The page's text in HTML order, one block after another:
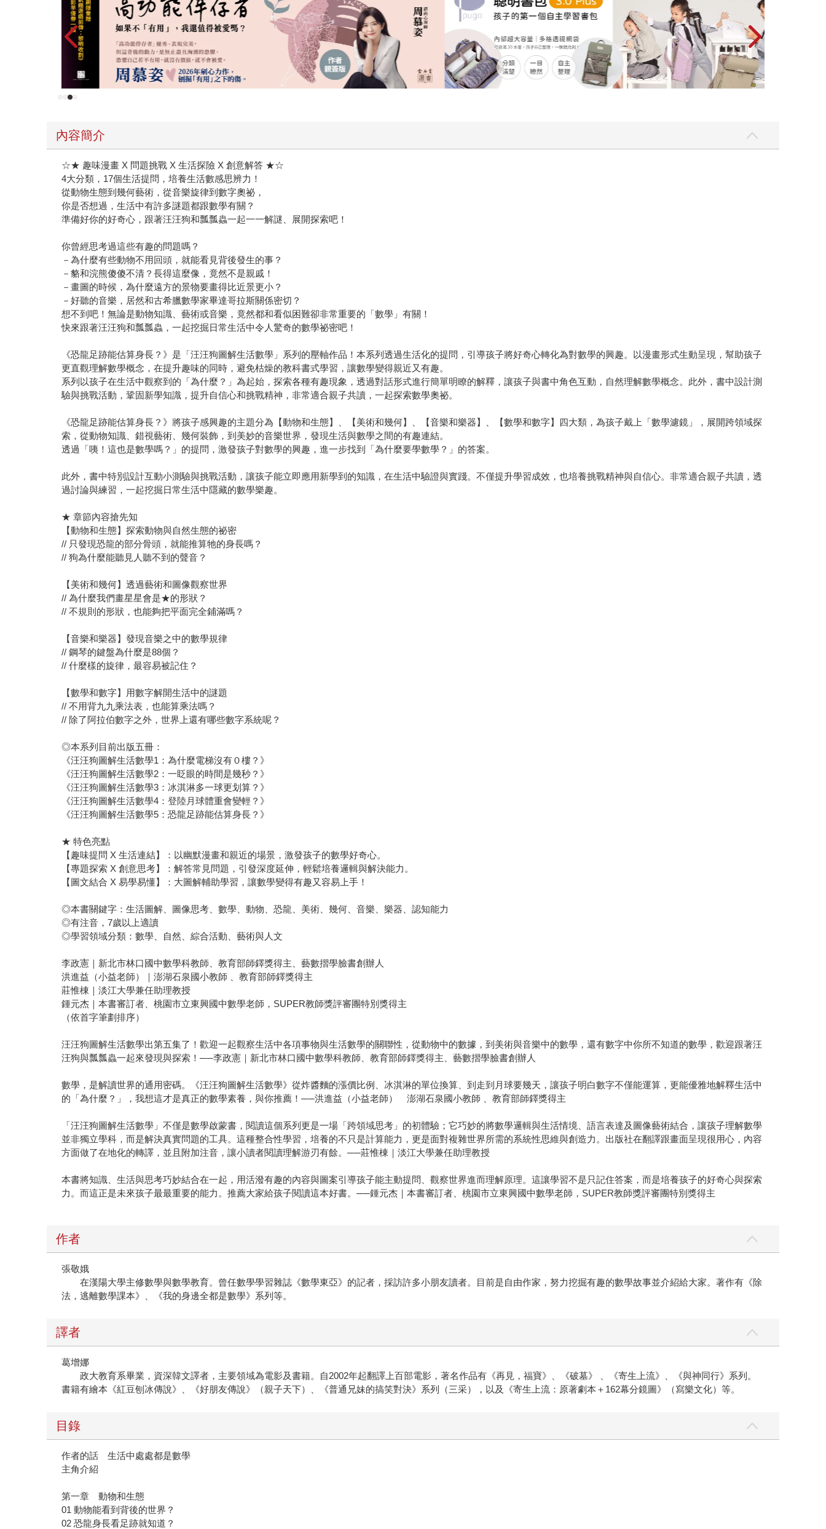
內容簡介
☆★ 趣味漫畫 X 問題挑戰 X 生活探險 X 創意解答 ★☆
4大分類，17個生活提問，培養生活數感思辨力！
從動物生態到幾何藝術，從音樂旋律到數字奧祕，
你是否想過，生活中有許多謎題都跟數學有關？
準備好你的好奇心，跟著汪汪狗和瓢瓢蟲一起一一解謎、展開探索吧！
你曾經思考過這些有趣的問題嗎？
－為什麼有些動物不用回頭，就能看見背後發生的事？
－貉和浣熊傻傻不清？長得這麼像，竟然不是親戚！
－畫圖的時候，為什麼遠方的景物要畫得比近景更小？
－好聽的音樂，居然和古希臘數學家畢達哥拉斯關係密切？
想不到吧！無論是動物知識、藝術或音樂，竟然都和看似困難卻非常重要的「數學」有關！
快來跟著汪汪狗和瓢瓢蟲，一起挖掘日常生活中令人驚奇的數學祕密吧！
《恐龍足跡能估算身長？》是「汪汪狗圖解生活數學」系列的壓軸作品！本系列透過生活化的提問，引導孩子將好奇心轉化為對數學的興趣。以漫畫形式生動呈現，幫助孩子
更直觀理解數學概念，在提升趣味的同時，避免枯燥的教科書式學習，讓數學變得親近又有趣。
系列以孩子在生活中觀察到的「為什麼？」為起始，探索各種有趣現象，透過對話形式進行簡單明瞭的解釋，讓孩子與書中角色互動，自然理解數學概念。此外，書中設計測
驗與挑戰活動，鞏固新學知識，提升自信心和挑戰精神，非常適合親子共讀，一起探索數學奧祕。
《恐龍足跡能估算身長？》將孩子感興趣的主題分為【動物和生態】、【美術和幾何】、【音樂和樂器】、【數學和數字】四大類，為孩子戴上「數學濾鏡」，展開跨領域探
索，從動物知識、錯視藝術、幾何裝飾，到美妙的音樂世界，發現生活與數學之間的有趣連結。
透過「咦！這也是數學嗎？」的提問，激發孩子對數學的興趣，進一步找到「為什麼要學數學？」的答案。
此外，書中特別設計互動小測驗與挑戰活動，讓孩子能立即應用新學到的知識，在生活中驗證與實踐。不僅提升學習成效，也培養挑戰精神與自信心。非常適合親子共讀，透
過討論與練習，一起挖掘日常生活中隱藏的數學樂趣。
★ 章節內容搶先知
【動物和生態】探索動物與自然生態的祕密
// 只發現恐龍的部分骨頭，就能推算牠的身長嗎？
// 狗為什麼能聽見人聽不到的聲音？
【美術和幾何】透過藝術和圖像觀察世界
// 為什麼我們畫星星會是★的形狀？
// 不規則的形狀，也能夠把平面完全鋪滿嗎？
【音樂和樂器】發現音樂之中的數學規律
// 鋼琴的鍵盤為什麼是88個？
// 什麼樣的旋律，最容易被記住？
【數學和數字】用數字解開生活中的謎題
// 不用背九九乘法表，也能算乘法嗎？
// 除了阿拉伯數字之外，世界上還有哪些數字系統呢？
◎本系列目前出版五冊：
《汪汪狗圖解生活數學1：為什麼電梯沒有０樓？》
《汪汪狗圖解生活數學2：一眨眼的時間是幾秒？》
《汪汪狗圖解生活數學3：冰淇淋多一球更划算？》
《汪汪狗圖解生活數學4：登陸月球體重會變輕？》
《汪汪狗圖解生活數學5：恐龍足跡能估算身長？》
★ 特色亮點
【趣味提問 X 生活連結】：以幽默漫畫和親近的場景，激發孩子的數學好奇心。
【專題探索 X 創意思考】：解答常見問題，引發深度延伸，輕鬆培養邏輯與解決能力。
【圖文結合 X 易學易懂】：大圖解輔助學習，讓數學變得有趣又容易上手！
◎本書關鍵字：生活圖解、圖像思考、數學、動物、恐龍、美術、幾何、音樂、樂器、認知能力
◎有注音，7歲以上適讀
◎學習領域分類：數學、自然、綜合活動、藝術與人文
李政憲｜新北市林口國中數學科教師、教育部師鐸獎得主、藝數摺學臉書創辦人
洪進益（小益老師）｜澎湖石泉國小教師 、教育部師鐸獎得主
莊惟棟｜淡江大學兼任助理教授
鍾元杰｜本書審訂者、桃園市立東興國中數學老師，SUPER教師獎評審團特別獎得主
（依首字筆劃排序）
汪汪狗圖解生活數學出第五集了！歡迎一起觀察生活中各項事物與生活數學的關聯性，從動物中的數據，到美術與音樂中的數學，還有數字中你所不知道的數學，歡迎跟著汪
汪狗與瓢瓢蟲一起來發現與探索！──李政憲｜新北市林口國中數學科教師、教育部師鐸獎得主、藝數摺學臉書創辦人
數學，是解讀世界的通用密碼。《汪汪狗圖解生活數學》從炸醬麵的漲價比例、冰淇淋的單位換算、到走到月球要幾天，讓孩子明白數字不僅能運算，更能優雅地解釋生活中
的「為什麼？」，我想這才是真正的數學素養，與你推薦！──洪進益（小益老師） 澎湖石泉國小教師 、教育部師鐸獎得主
「汪汪狗圖解生活數學」不僅是數學啟蒙書，閱讀這個系列更是一場「跨領域思考」的初體驗；它巧妙的將數學邏輯與生活情境、語言表達及圖像藝術結合，讓孩子理解數學
並非獨立學科，而是解決真實問題的工具。這種整合性學習，培養的不只是計算能力，更是面對複雜世界所需的系統性思維與創造力。出版社在翻譯跟畫面呈現很用心，內容
方面做了在地化的轉譯，並且附加注音，讓小讀者閱讀理解游刃有餘。──莊惟棟｜淡江大學兼任助理教授
本書將知識、生活與思考巧妙結合在一起，用活潑有趣的內容與圖案引導孩子能主動提問、觀察世界進而理解原理。這讓學習不是只記住答案，而是培養孩子的好奇心與探索
力。而這正是未來孩子最最重要的能力。推薦大家給孩子閱讀這本好書。──鍾元杰｜本書審訂者、桃園市立東興國中數學老師，SUPER教師獎評審團特別獎得主
作者
張敬娥
在漢陽大學主修數學與數學教育。曾任數學學習雜誌《數學東亞》的記者，採訪許多小朋友讀者。目前是自由作家，努力挖掘有趣的數學故事並介紹給大家。著作有《除
法，逃離數學課本》、《我的身邊全都是數學》系列等。
譯者
葛增娜
政大教育系畢業，資深韓文譯者，主要領域為電影及書籍。自2002年起翻譯上百部電影，著名作品有《再見，福寶》、《破墓》 、《寄生上流》、《與神同行》系列。
書籍有繪本《紅豆刨冰傳說》、《好朋友傳說》（親子天下）、《普通兄妹的搞笑對決》系列（三采），以及《寄生上流：原著劇本＋162幕分鏡圖》（寫樂文化）等。
目錄
作者的話 生活中處處都是數學
主角介紹
第一章 動物和生態
01 動物能看到背後的世界？
02 恐龍身長看足跡就知道？